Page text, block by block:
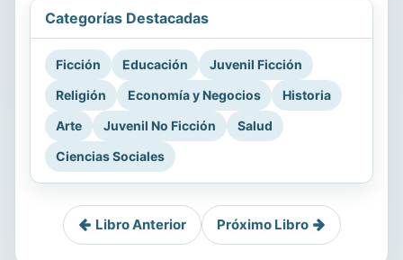
Categorías Destacadas
Ficción Educación
Juvenil Ficción
Religión
Economía y Negocios
Historia
Arte
Juvenil No Ficción
Salud
Ciencias Sociales
Libro Anterior Próximo Libro